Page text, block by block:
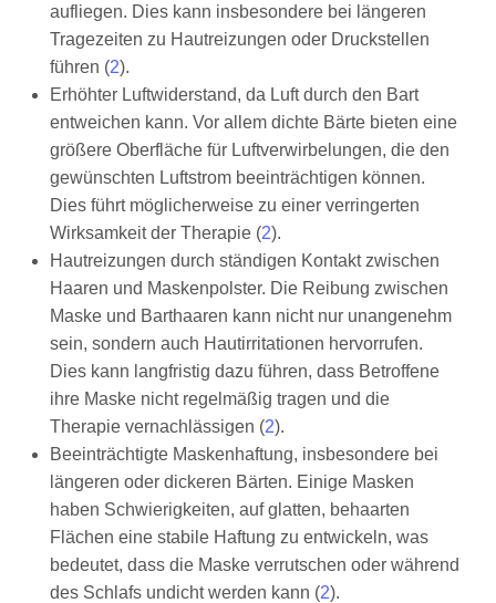
aufliegen. Dies kann insbesondere bei längeren
Tragezeiten zu Hautreizungen oder Druckstellen
führen (2).
Erhöhter Luftwiderstand, da Luft durch den Bart
entweichen kann. Vor allem dichte Bärte bieten eine
größere Oberfläche für Luftverwirbelungen, die den
gewünschten Luftstrom beeinträchtigen können.
Dies führt möglicherweise zu einer verringerten
Wirksamkeit der Therapie (2).
Hautreizungen durch ständigen Kontakt zwischen
Haaren und Maskenpolster. Die Reibung zwischen
Maske und Barthaaren kann nicht nur unangenehm
sein, sondern auch Hautirritationen hervorrufen.
Dies kann langfristig dazu führen, dass Betroffene
ihre Maske nicht regelmäßig tragen und die
Therapie vernachlässigen (2).
Beeinträchtigte Maskenhaftung, insbesondere bei
längeren oder dickeren Bärten. Einige Masken
haben Schwierigkeiten, auf glatten, behaarten
Flächen eine stabile Haftung zu entwickeln, was
bedeutet, dass die Maske verrutschen oder während
des Schlafs undicht werden kann (2).